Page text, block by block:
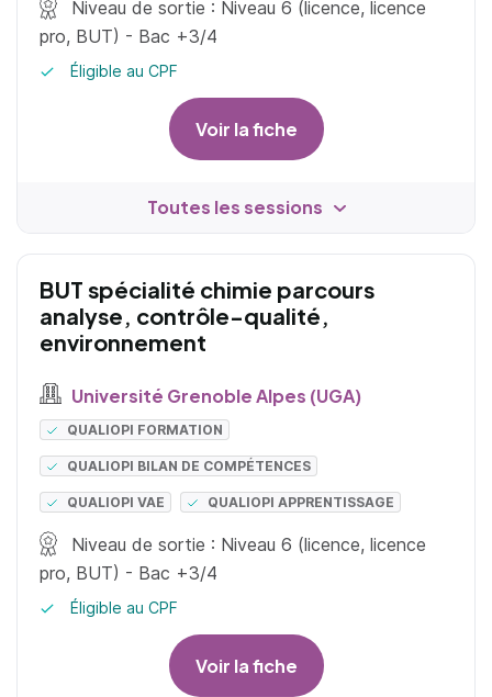
Niveau de sortie : Niveau 6 (licence, licence
pro, BUT) - Bac +3/4
Éligible au CPF
Voir la fiche
Toutes les sessions
BUT spécialité chimie parcours
analyse, contrôle-qualité,
environnement
Université Grenoble Alpes (UGA)
QUALIOPI FORMATION
QUALIOPI BILAN DE COMPÉTENCES
QUALIOPI VAE QUALIOPI APPRENTISSAGE
Niveau de sortie : Niveau 6 (licence, licence
pro, BUT) - Bac +3/4
Éligible au CPF
Voir la fiche